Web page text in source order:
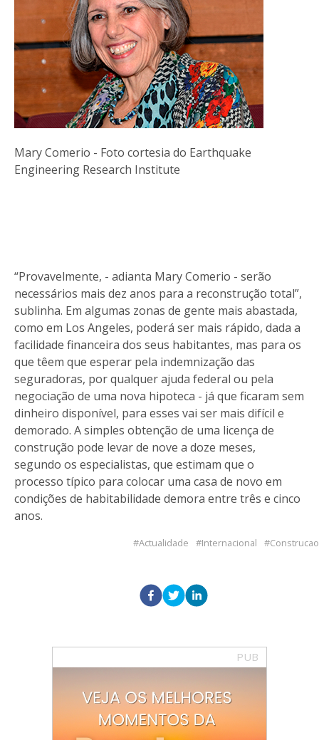
Mary Comerio - Foto cortesia do Earthquake
Engineering Research Institute
“Provavelmente, - adianta Mary Comerio - serão
necessários mais dez anos para a reconstrução total”,
sublinha. Em algumas zonas de gente mais abastada,
como em Los Angeles, poderá ser mais rápido, dada a
facilidade financeira dos seus habitantes, mas para os
que têem que esperar pela indemnização das
seguradoras, por qualquer ajuda federal ou pela
negociação de uma nova hipoteca - já que ficaram sem
dinheiro disponível, para esses vai ser mais difícil e
demorado. A simples obtenção de uma licença de
construção pode levar de nove a doze meses,
segundo os especialistas, que estimam que o
processo típico para colocar uma casa de novo em
condições de habitabilidade demora entre três e cinco
anos.
Actualidade Internacional Construcao
PUB